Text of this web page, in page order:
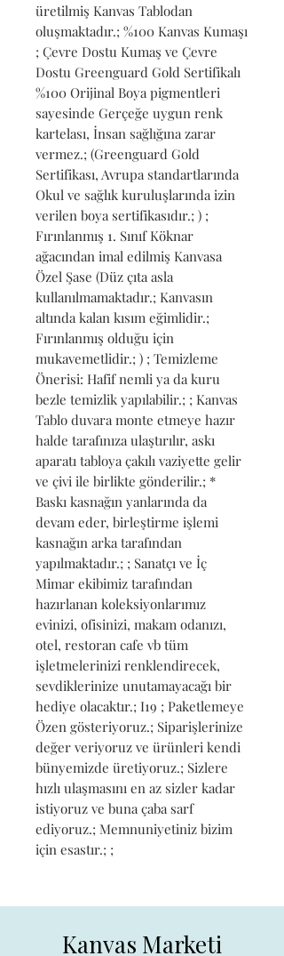
üretilmiş Kanvas Tablodan
oluşmaktadır.; %100 Kanvas Kumaşı
; Çevre Dostu Kumaş ve Çevre
Dostu Greenguard Gold Sertifikalı
%100 Orijinal Boya pigmentleri
sayesinde Gerçeğe uygun renk
kartelası, İnsan sağlığına zarar
vermez.; (Greenguard Gold
Sertifikası, Avrupa standartlarında
Okul ve sağlık kuruluşlarında izin
verilen boya sertifikasıdır.; ) ;
Fırınlanmış 1. Sınıf Köknar
ağacından imal edilmiş Kanvasa
Özel Şase (Düz çıta asla
kullanılmamaktadır.; Kanvasın
altında kalan kısım eğimlidir.;
Fırınlanmış olduğu için
mukavemetlidir.; ) ; Temizleme
Önerisi: Hafif nemli ya da kuru
bezle temizlik yapılabilir.; ; Kanvas
Tablo duvara monte etmeye hazır
halde tarafınıza ulaştırılır, askı
aparatı tabloya çakılı vaziyette gelir
ve çivi ile birlikte gönderilir.; *
Baskı kasnağın yanlarında da
devam eder, birleştirme işlemi
kasnağın arka tarafından
yapılmaktadır.; ; Sanatçı ve İç
Mimar ekibimiz tarafından
hazırlanan koleksiyonlarımız
evinizi, ofisinizi, makam odanızı,
otel, restoran cafe vb tüm
işletmelerinizi renklendirecek,
sevdiklerinize unutamayacağı bir
hediye olacaktır.; I19 ; Paketlemeye
Özen gösteriyoruz.; Siparişlerinize
değer veriyoruz ve ürünleri kendi
bünyemizde üretiyoruz.; Sizlere
hızlı ulaşmasını en az sizler kadar
istiyoruz ve buna çaba sarf
ediyoruz.; Memnuniyetiniz bizim
için esastır.; ;
Kanvas Marketi